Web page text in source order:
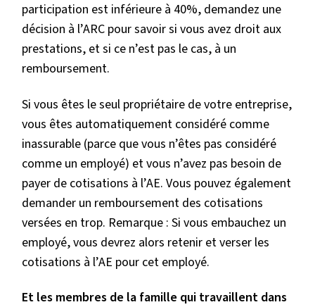
participation est inférieure à 40%, demandez une
décision à l’ARC pour savoir si vous avez droit aux
prestations, et si ce n’est pas le cas, à un
remboursement.
Si vous êtes le seul propriétaire de votre entreprise,
vous êtes automatiquement considéré comme
inassurable (parce que vous n’êtes pas considéré
comme un employé) et vous n’avez pas besoin de
payer de cotisations à l’AE. Vous pouvez également
demander un remboursement des cotisations
versées en trop. Remarque : Si vous embauchez un
employé, vous devrez alors retenir et verser les
cotisations à l’AE pour cet employé.
Et les membres de la famille qui travaillent dans